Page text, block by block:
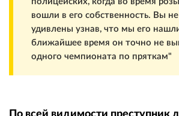
вошли в его собственность. Вы
удивлены узнав, что мы его
ближайшее время он точно не
одного чемпионата по пряткам"
По всей видимости преступник